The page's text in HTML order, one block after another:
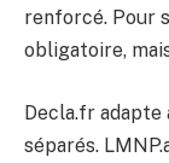
renforcé. Pour
obligatoire,
Decla.fr adapte
séparés.